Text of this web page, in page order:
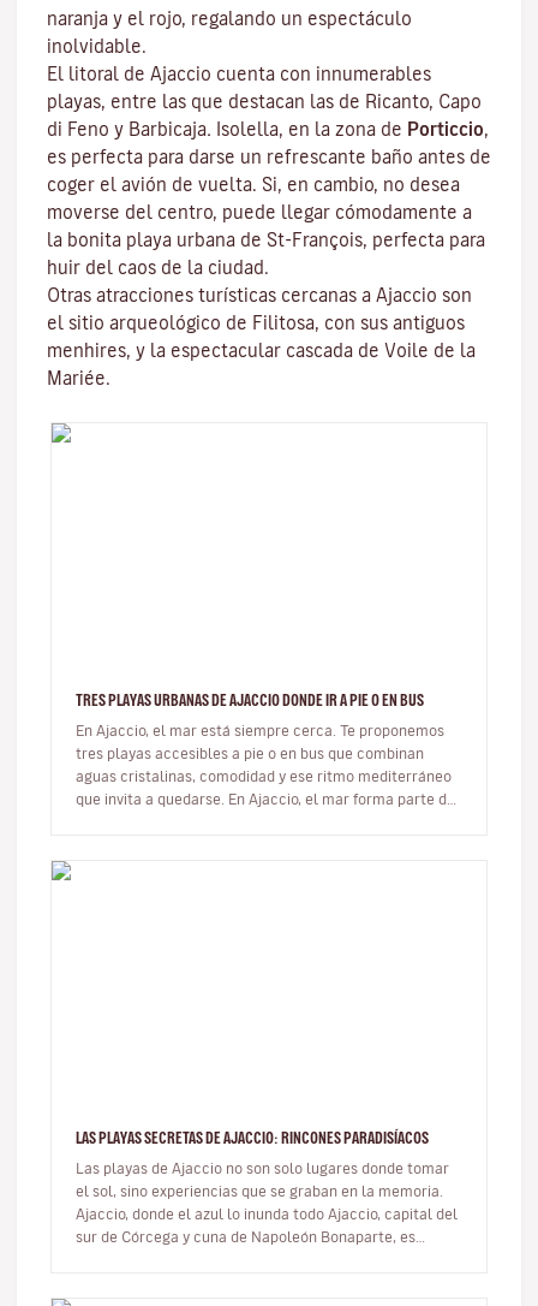
naranja y el rojo, regalando un espectáculo
inolvidable.
El litoral de Ajaccio cuenta con innumerables
playas, entre las que destacan las de Ricanto, Capo
di Feno y Barbicaja. Isolella, en la zona de Porticcio,
es perfecta para darse un refrescante baño antes de
coger el avión de vuelta. Si, en cambio, no desea
moverse del centro, puede llegar cómodamente a
la bonita playa urbana de St-François, perfecta para
huir del caos de la ciudad.
Otras atracciones turísticas cercanas a Ajaccio son
el sitio arqueológico de Filitosa, con sus antiguos
menhires, y la espectacular cascada de Voile de la
Mariée.
TRES PLAYAS URBANAS DE AJACCIO DONDE IR A PIE O EN BUS
En Ajaccio, el mar está siempre cerca. Te proponemos
tres playas accesibles a pie o en bus que combinan
aguas cristalinas, comodidad y ese ritmo mediterráneo
que invita a quedarse. En Ajaccio, el mar forma parte de
LAS PLAYAS SECRETAS DE AJACCIO: RINCONES PARADISÍACOS
Las playas de Ajaccio no son solo lugares donde tomar
el sol, sino experiencias que se graban en la memoria.
Ajaccio, donde el azul lo inunda todo Ajaccio, capital del
sur de Córcega y cuna de Napoleón Bonaparte, es